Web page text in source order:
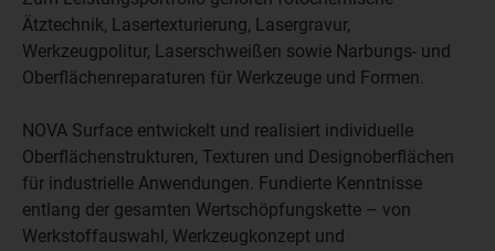
Ätztechnik, Lasertexturierung, Lasergravur,
Werkzeugpolitur, Laserschweißen sowie Narbungs- und
Oberflächenreparaturen für Werkzeuge und Formen.
NOVA Surface entwickelt und realisiert individuelle
Oberflächenstrukturen, Texturen und Designoberflächen
für industrielle Anwendungen. Fundierte Kenntnisse
entlang der gesamten Wertschöpfungskette – von
Werkstoffauswahl, Werkzeugkonzept und